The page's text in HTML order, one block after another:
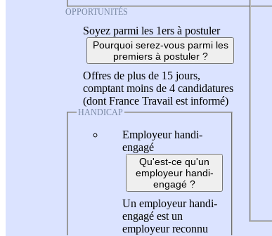
OPPORTUNITÉS
Soyez parmi les 1ers à postuler
Pourquoi serez-vous parmi les
premiers à postuler ?
Offres de plus de 15 jours,
comptant moins de 4 candidatures
(dont France Travail est informé)
HANDICAP
Employeur handi-
engagé
Qu'est-ce qu'un
employeur handi-
engagé ?
Un employeur handi-
engagé est un
employeur reconnu